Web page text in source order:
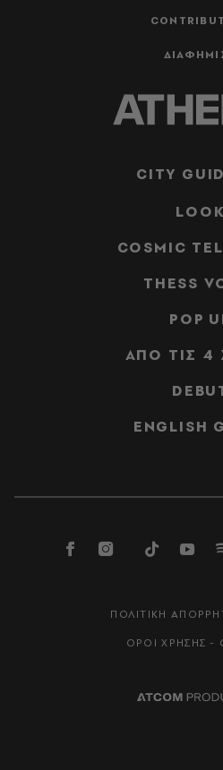
CITY
LOOK
COSMIC
THESS
POP
ΑΠΟ ΤΙΣ 4
ENGLISH
ΠΟΛΙΤΙΚΗ
ΟΡΟΙ ΧΡΗΣΗΣ -